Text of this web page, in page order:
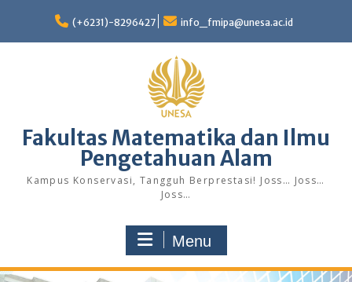
content
(+6231)-8296427 info_fmipa@unesa.ac.id
Fakultas Matematika dan Ilmu
Pengetahuan Alam
Kampus Konservasi, Tangguh Berprestasi! Joss… Joss…
Joss…
Menu